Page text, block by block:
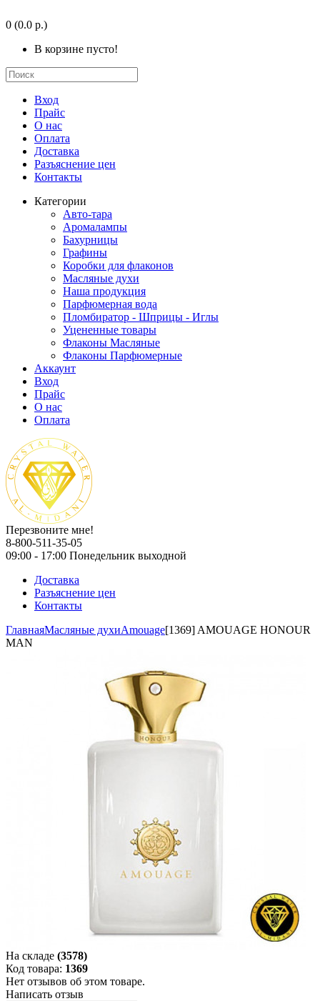
0 (0.0 р.)
В корзине пусто!
Вход
Прайс
О нас
Оплата
Доставка
Разъяснение цен
Контакты
Категории
Авто-тара
Аромалампы
Бахурницы
Графины
Коробки для флаконов
Масляные духи
Наша продукция
Парфюмерная вода
Пломбиратор - Шприцы - Иглы
Уцененные товары
Флаконы Масляные
Флаконы Парфюмерные
Аккаунт
Вход
Прайс
О нас
Оплата
Перезвоните мне!
8-800-511-35-05
09:00 - 17:00 Понедельник выходной
Доставка
Разъяснение цен
Контакты
ГлавнаяМасляные духиAmouage[1369] AMOUAGE HONOUR
MAN
На складе (3578)
Код товара: 1369
Нет отзывов об этом товаре.
Написать отзыв